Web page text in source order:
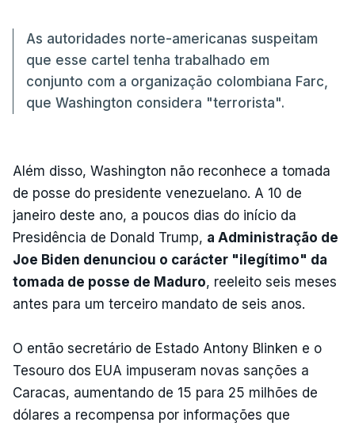
As autoridades norte-americanas suspeitam
que esse cartel tenha trabalhado em
conjunto com a organização colombiana Farc,
que Washington considera "terrorista".
Além disso, Washington não reconhece a tomada
de posse do presidente venezuelano. A 10 de
janeiro deste ano, a poucos dias do início da
Presidência de Donald Trump, a Administração de
Joe Biden denunciou o carácter "ilegítimo" da
tomada de posse de Maduro, reeleito seis meses
antes para um terceiro mandato de seis anos.
O então secretário de Estado Antony Blinken e o
Tesouro dos EUA impuseram novas sanções a
Caracas, aumentando de 15 para 25 milhões de
dólares a recompensa por informações que